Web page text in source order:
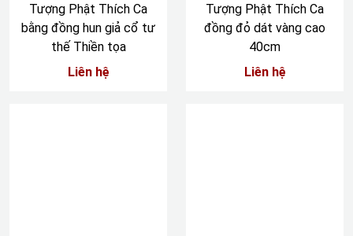
Tượng Phật Thích Ca
bằng đồng hun giả cổ tư
thế Thiền tọa
Liên hệ
Tượng Phật Thích Ca
đồng đỏ dát vàng cao
40cm
Liên hệ